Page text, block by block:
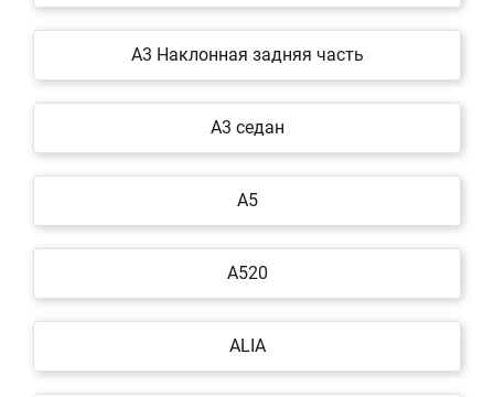
A3 Наклонная задняя часть
A3 седан
A5
A520
ALIA